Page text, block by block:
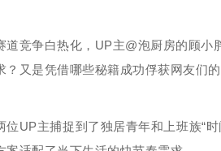
道竞争白热化，UP主@泡厨房的顾小
？又是凭借哪些秘籍成功俘获网友们
位UP主捕捉到了独居青年和上班族“